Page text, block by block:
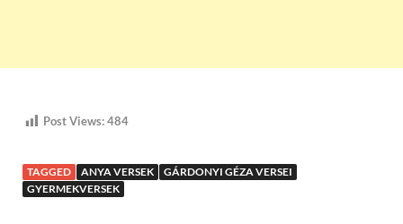
Post Views:484
TAGGED ANYA VERSEK
GÁRDONYI GÉZA VERSEI
GYERMEKVERSEK